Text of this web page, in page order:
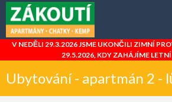
V NEDĚLI 29.3.2026 JSME UKONČILI ZIMNÍ
29.5.2026, KDY ZAHÁJÍME
Ubytování - apartmán 2 -